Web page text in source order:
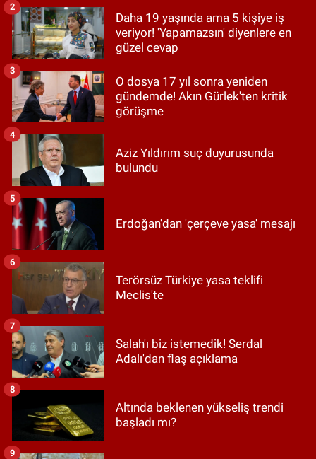
Daha 19 yaşında ama 5 kişiye iş
veriyor! 'Yapamazsın' diyenlere en
güzel cevap
2
O dosya 17 yıl sonra yeniden
gündemde! Akın Gürlek'ten kritik
görüşme
3
Aziz Yıldırım suç duyurusunda
bulundu
4
Erdoğan'dan 'çerçeve yasa' mesajı
5
Terörsüz Türkiye yasa teklifi
Meclis'te
6
Salah'ı biz istemedik! Serdal
Adalı'dan flaş açıklama
7
Altında beklenen yükseliş trendi
başladı mı?
8
9